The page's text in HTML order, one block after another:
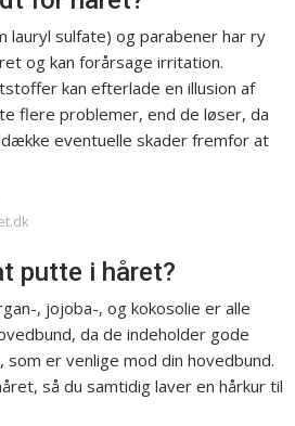
lauryl sulfate) og parabener har ry
og kan forårsage irritation.
kan efterlade en illusion af
flere problemer, end de løser, da
eventuelle skader fremfor at
putte i håret?
, jojoba-, og kokosolie er alle
da de indeholder gode
er venlige mod din hovedbund.
så du samtidig laver en hårkur til